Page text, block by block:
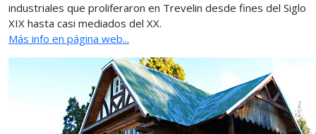
industriales que proliferaron en Trevelin desde fines del Siglo
XIX hasta casi mediados del XX.
Más info en página web...